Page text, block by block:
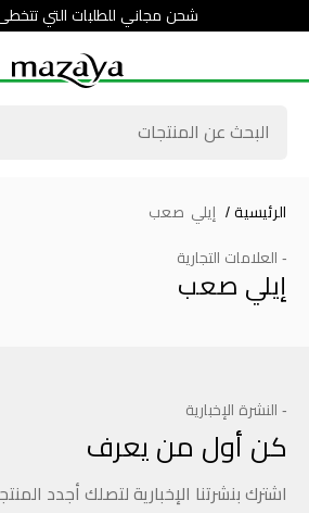
شحن مجاني للطلبات التي تتخطى ٣٥٠٠
الرئيسية / إيلي صعب
- العلامات التجارية
إيلي صعب
- النشرة الإخبارية
كن أول من يعرف
اشترك بنشرتنا الإخبارية لتصلك أجدد